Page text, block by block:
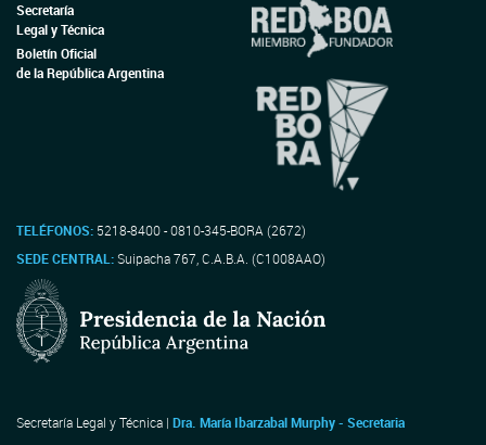
Secretaría
Legal y Técnica
Boletín Oficial
de la República Argentina
TELÉFONOS: 5218-8400 - 0810-345-BORA (2672)
SEDE CENTRAL:Suipacha 767, C.A.B.A. (C1008AAO)
Secretaría Legal y Técnica | Dra. María Ibarzabal Murphy - Secretaria